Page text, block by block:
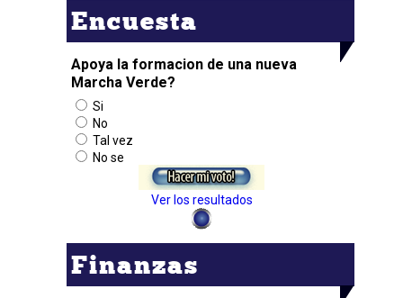
Encuesta
Apoya la formacion de una nueva
Marcha Verde?
Si
No
Tal vez
No se
Ver los resultados
Finanzas